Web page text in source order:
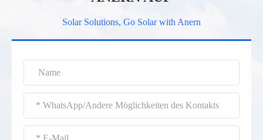
Solar Solutions, Go Solar with Anern